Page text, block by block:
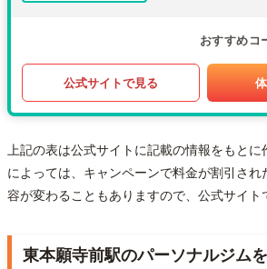
おすすめコ
公式サイトで見る
上記の表は公式サイトに記載の情報をもとに
によっては、キャンペーンで料金が割引され
容が変わることもありますので、公式サイト
東本願寺前駅のパーソナルジム